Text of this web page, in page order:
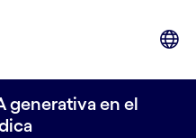
generativa en el